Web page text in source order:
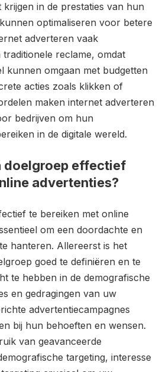
in de prestaties van hun
optimaliseren voor betere
adverteren vaak
reclame, omdat
kunnen omgaan met budgetten
acties zoals klikken of
maken internet adverteren
bedrijven om hun
in de digitale wereld.
doelgroep effectief
advertenties?
te bereiken met online
om een doordachte en
hanteren. Allereerst is het
goed te definiëren en te
te hebben in de demografische
en gedragingen van uw
advertentiecampagnes
bij hun behoeften en wensen.
van geavanceerde
targeting, interesse